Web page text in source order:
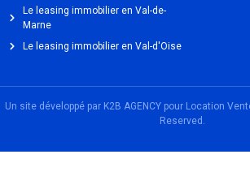
Le leasing immobilier en Val-de-
Marne
Le leasing immobilier en Val-d'Oise
Un site développé par K2B AGENCY pour Location
Reserved.